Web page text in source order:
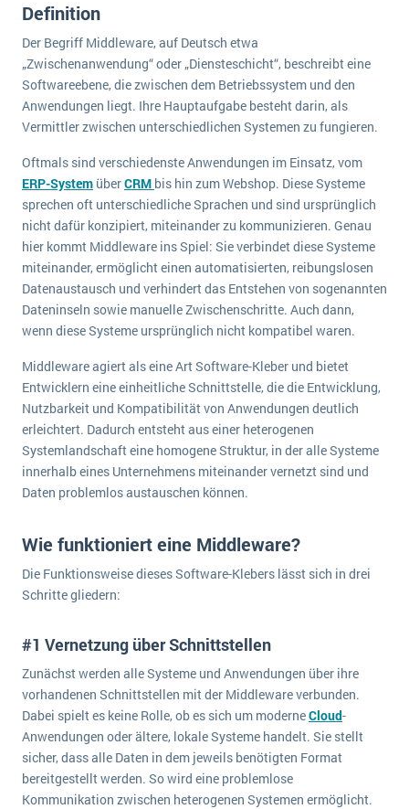
SAP übernimmt Reltio für eine bessere
Datenintegration
Die „SaaSpocalypse“: Was ist das und was bedeutet es für die Zukunft von Unternehmenssoftware?
SAP investiert mit zwei strategischen Übernahmen in Enterprise-KI
ERP-Trends in der Produktion
NACHRICHTENARCHIV
Definition
Der Begriff Middleware, auf Deutsch etwa
„Zwischenanwendung“ oder „Diensteschicht“, beschreibt eine
Softwareebene, die zwischen dem Betriebssystem und den
Anwendungen liegt. Ihre Hauptaufgabe besteht darin, als
Vermittler zwischen unterschiedlichen Systemen zu fungieren.
Oftmals sind verschiedenste Anwendungen im Einsatz, vom
ERP-System überCRM bis hin zum Webshop. Diese Systeme
sprechen oft unterschiedliche Sprachen und sind ursprünglich
nicht dafür konzipiert, miteinander zu kommunizieren. Genau
hier kommt Middleware ins Spiel: Sie verbindet diese Systeme
miteinander, ermöglicht einen automatisierten, reibungslosen
Datenaustausch und verhindert das Entstehen von sogenannten
Dateninseln sowie manuelle Zwischenschritte. Auch dann,
wenn diese Systeme ursprünglich nicht kompatibel waren.
Middleware agiert als eine Art Software-Kleber und bietet
Entwicklern eine einheitliche Schnittstelle, die die Entwicklung,
Nutzbarkeit und Kompatibilität von Anwendungen deutlich
erleichtert. Dadurch entsteht aus einer heterogenen
Systemlandschaft eine homogene Struktur, in der alle Systeme
innerhalb eines Unternehmens miteinander vernetzt sind und
Daten problemlos austauschen können.
Wie funktioniert eine Middleware?
Die Funktionsweise dieses Software-Klebers lässt sich in drei
Schritte gliedern:
#1 Vernetzung über Schnittstellen
Zunächst werden alle Systeme und Anwendungen über ihre
vorhandenen Schnittstellen mit der Middleware verbunden.
Dabei spielt es keine Rolle, ob es sich um moderneCloud-
Anwendungen oder ältere, lokale Systeme handelt. Sie stellt
sicher, dass alle Daten in dem jeweils benötigten Format
bereitgestellt werden. So wird eine problemlose
Kommunikation zwischen heterogenen Systemen ermöglicht.